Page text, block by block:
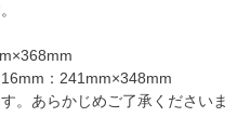
：241mm×348mm
。あらかじめご了承くださいま